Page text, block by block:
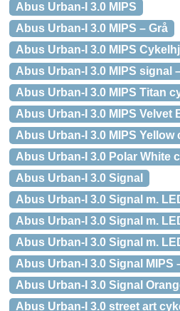
Abus Urban-I 3.0 MIPS
Abus Urban-I 3.0 MIPS – Grå
Abus Urban-I 3.0 MIPS
Abus Urban-I 3.0 MIPS signal
Abus Urban-I 3.0 MIPS Titan
Abus Urban-I 3.0 MIPS Velvet
Abus Urban-I 3.0 MIPS Yellow
Abus Urban-I 3.0 Polar White
Abus Urban-I 3.0 Signal
Abus Urban-I 3.0 Signal m.
Abus Urban-I 3.0 Signal m.
Abus Urban-I 3.0 Signal m.
Abus Urban-I 3.0 Signal MIPS
Abus Urban-I 3.0 Signal
Abus Urban-I 3.0 street art